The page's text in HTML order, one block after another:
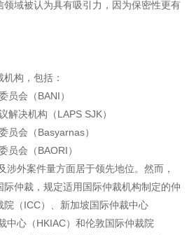
域被认为具有吸引力，因为保密性更有
构，包括：
员会（BANI）
解决机构（LAPS SJK）
员会（Basyarnas）
员会（BAORI）
涉外案件量方面居于领先地位。然而，
仲裁，规定适用国际仲裁机构制定的仲
（ICC）、新加坡国际仲裁中心
中心（HKIAC）和伦敦国际仲裁院